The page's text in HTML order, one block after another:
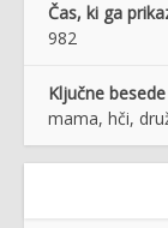
Čas, ki ga
982
Ključne besede
mama, hči,